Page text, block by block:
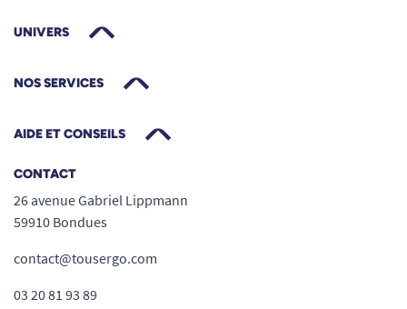
UNIVERS
NOS SERVICES
AIDE ET CONSEILS
CONTACT
26 avenue Gabriel Lippmann
59910 Bondues
contact@tousergo.com
03 20 81 93 89